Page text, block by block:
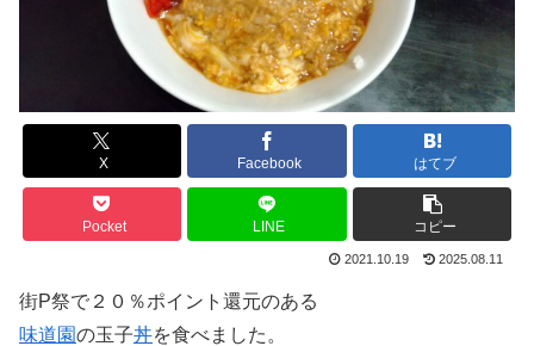
X Facebook はてブ
Pocket LINE コピー
2021.10.19 2025.08.11
街P祭で２０％ポイント還元のある
味道園の玉子丼を食べました。